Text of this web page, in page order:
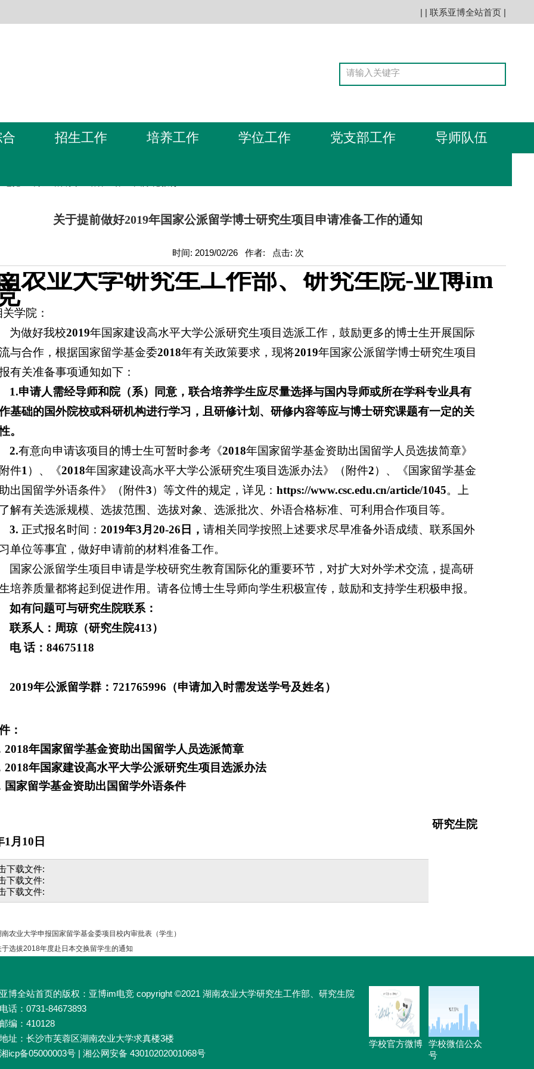
| | 联系亚博全站首页 |
招生工作 培养工作 学位工作 党支部工作 导师队伍
关于提前做好2019年国家公派留学博士研究生项目申请准备工作的通知
时间: 2019/02/26 作者: 点击: 次
农业大学研究生工作部、研究生院-亚博im
学院：
为做好我校2019年国家建设高水平大学公派研究生项目选派工作，鼓励更多的博士生开展国际
与合作，根据国家留学基金委2018年有关政策要求，现将2019年国家公派留学博士研究生项目
有关准备事项通知如下：
1.申请人需经导师和院（系）同意，联合培养学生应尽量选择与国内导师或所在学科专业具有
基础的国外院校或科研机构进行学习，且研修计划、研修内容等应与博士研究课题有一定的关
。
2.有意向申请该项目的博士生可暂时参考《2018年国家留学基金资助出国留学人员选拔简章》
附件1 ）、《2018年国家建设高水平大学公派研究生项目选派办法》（附件2）、《国家留学基金
出国留学外语条件》（附件3）等文件的规定，详见：https://www.csc.edu.cn/article/1045。上
解有关选派规模、选拔范围、选拔对象、选派批次、外语合格标准、可利用合作项目等。
3. 正式报名时间：2019年3月20-26 日，请相关同学按照上述要求尽早准备外语成绩、联系国外
单位等事宜，做好申请前的材料准备工作。
国家公派留学生项目申请是学校研究生教育国际化的重要环节，对扩大对外学术交流，提高研
培养质量都将起到促进作用。请各位博士生导师向学生积极宣传，鼓励和支持学生积极申报。
如有问题可与研究生院联系：
联系人：周琼（研究生院413）
电 话：84675118
2019年公派留学群： 721765996 （申请加入时需发送学号及姓名）
：
2018年国家留学基金资助出国留学人员选派简章
2018年国家建设高水平大学公派研究生项目选派办法
国家留学基金资助出国留学外语条件
研究生院
1 月 10 日
下载文件:
下载文件:
下载文件:
南农业大学申报国家留学基金委项目校内审批表（学生）
于选拔2018年度赴日本交换留学生的通知
亚博全站首页的版权：亚博im电竞 copyright ©2021 湖南农业大学研究生工作部、研究生院
电话：0731-84673893
邮编：410128
地址：长沙市芙蓉区湖南农业大学求真楼3楼
湘icp备05000003号 | 湘公网安备 43010202001068号
学校官方微博 学校微信公众
号